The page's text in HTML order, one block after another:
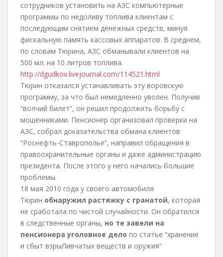
сотрудников установить на АЗС компьютерные
программы по недоливу топлива клиентам с
последующим снятием денежных средств, минуя
фискальную память кассовых аппаратов. В среднем,
по словам Тюрина, АЗС обманывали клиентов на
500 мл. на 10 литров топлива.
http://dgudkov.livejournal.com/114521.html
Тюрин отказался устанавливать эту воровскую
программу, за что был немедленно уволен. Получив
“волчий билет”, он решил продолжить борьбу с
мошенниками. Пенсионер организовал проверки на
АЗС, собрал доказательства обмана клиентов
“Роснефть-Ставрополье”, направил обращения в
правоохранительные органы и даже администрацию
президента. После этого у него начались большие
проблемы.
18 мая 2010 года у своего автомобиля
Тюрин обнаружил растяжку с гранатой, которая
не сработала по чистой случайности. Он обратился
в следственные органы, но те завели на
пенсионера уголовное дело по статье “хранение
и сбыт взрыЛивчатых веществ и оружия”